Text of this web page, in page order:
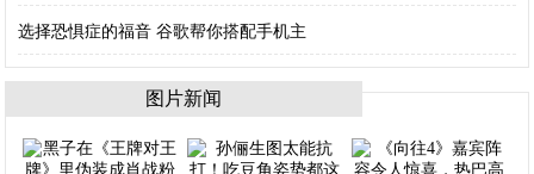
选择恐惧症的福音 谷歌帮你搭配手机主
图片新闻